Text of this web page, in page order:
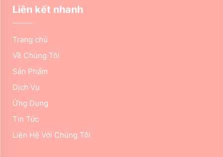
Liên kết nhanh
Trang chủ
Về Chúng Tôi
Sản Phẩm
Dịch Vụ
Ứng Dụng
Tin Tức
Liên Hệ Với Chúng Tôi